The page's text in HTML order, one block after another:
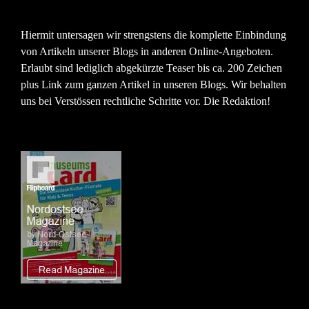
Hiermit untersagen wir strengstens die komplette Einbindung
von Artikeln unserer Blogs in anderen Online-Angeboten.
Erlaubt sind lediglich abgekürzte Teaser bis ca. 200 Zeichen
plus Link zum ganzen Artikel in unseren Blogs. Wir behalten
uns bei Verstössen rechtliche Schritte vor. Die Redaktion!